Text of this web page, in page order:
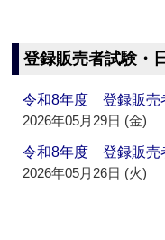
登録販売者試験・
令和8年度 登録販
2026年05月29日 (金)
令和8年度 登録販
2026年05月26日 (火)